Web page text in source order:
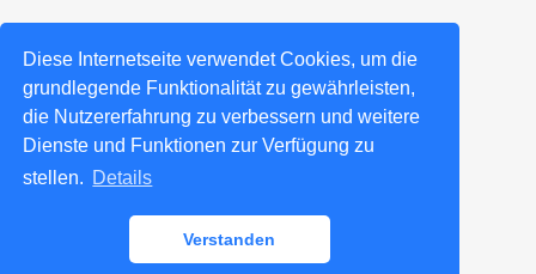
Diese Internetseite verwendet Cookies, um die
grundlegende Funktionalität zu gewährleisten,
die Nutzererfahrung zu verbessern und weitere
Dienste und Funktionen zur Verfügung zu
stellen. Details
Verstanden